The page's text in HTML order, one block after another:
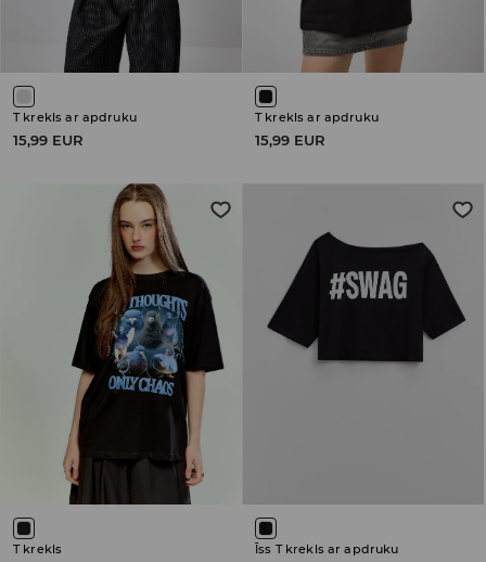
T krekls ar apdruku
15,99 EUR
T krekls ar apdruku
15,99 EUR
T krekls Īss T krekls ar apdruku